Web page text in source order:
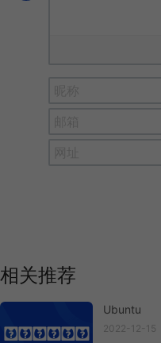
相关推荐
Ubuntu
Ubuntu
2022-12-15